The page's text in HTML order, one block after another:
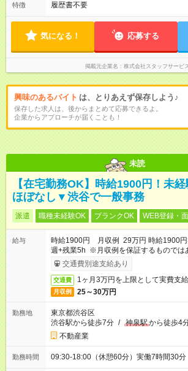
特徴 履歴書不要
気になる！ 応募する
掲載元企業名 株式会社スタッフサービ
興味のあるバイト は、とりあえず保存しよう♪
保存した求人は、後からまとめて応募できるよ。
企業からアプローチが届くことも！
未読
【在宅勤務OK】時給1900円！未
ほぼなし▼渋谷で一般事務
派遣 職種未経験OK ブランクOK WEB登録・
給与
時給1900円 月収例 29万円 時給1900
週+残業5h ※月収例を保証するものでは
交通費別途支給あり
交通費 1ヶ月3万円を上限として実費支給
月収例 25～30万円
勤務地
東京都渋谷区
渋谷駅から徒歩7分 / 神泉駅から徒歩4
不動産業
勤務時間 09:30-18:00（休憩60分）実働7時間30分